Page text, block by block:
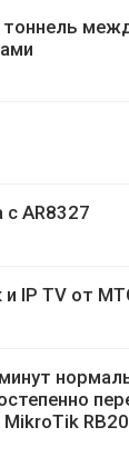
тоннель
AR8327
и IP TV от